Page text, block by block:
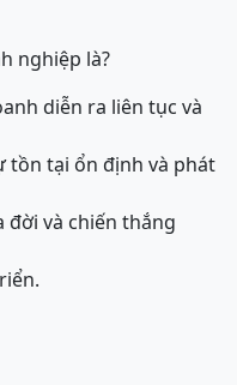
nghiệp là?
diễn ra liên tục và
tồn tại ổn định và phát
đời và chiến thắng